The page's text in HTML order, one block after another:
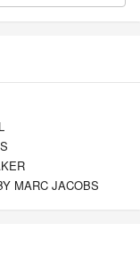
MARC JACOBS